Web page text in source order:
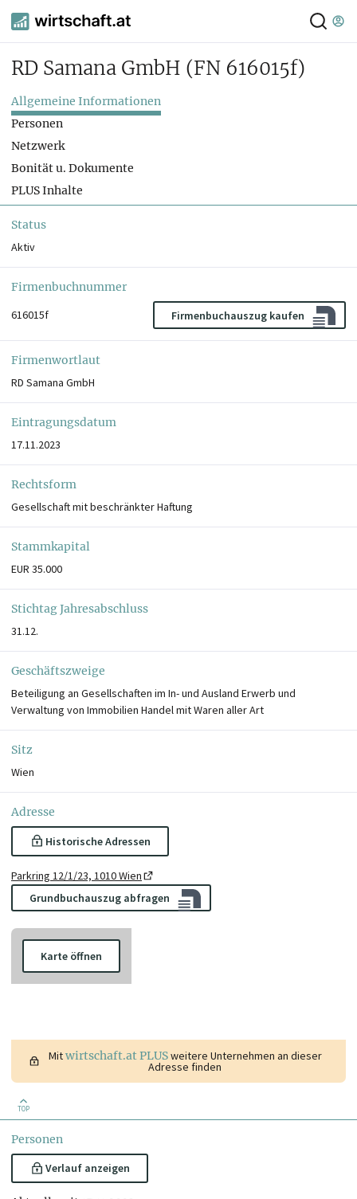
RD Samana GmbH (FN 616015f)
Allgemeine Informationen
Personen
Netzwerk
Bonität u. Dokumente
PLUS Inhalte
Status
Aktiv
Firmenbuchnummer
616015f
Firmenbuchauszug kaufen
Firmenwortlaut
RD Samana GmbH
Eintragungsdatum
17.11.2023
Rechtsform
Gesellschaft mit beschränkter Haftung
Stammkapital
EUR 35.000
Stichtag Jahresabschluss
31.12.
Geschäftszweige
Beteiligung an Gesellschaften im In- und Ausland Erwerb und
Verwaltung von Immobilien Handel mit Waren aller Art
Sitz
Wien
Adresse
Historische Adressen
Parkring 12/1/23, 1010 Wien
Grundbuchauszug abfragen
Karte öffnen
Mitwirtschaft.at PLUSweitere Unternehmen an dieser
Adresse finden
TOP
Personen
Verlauf anzeigen